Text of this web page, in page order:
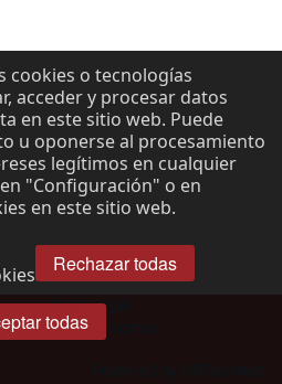
Aviso Legal
Quienes somos
cookies o tecnologías
acceder y procesar datos
en este sitio web. Puede
u oponerse al procesamiento
legítimos en cualquier
"Configuración" o en
en este sitio web.
Rechazar todas
todas